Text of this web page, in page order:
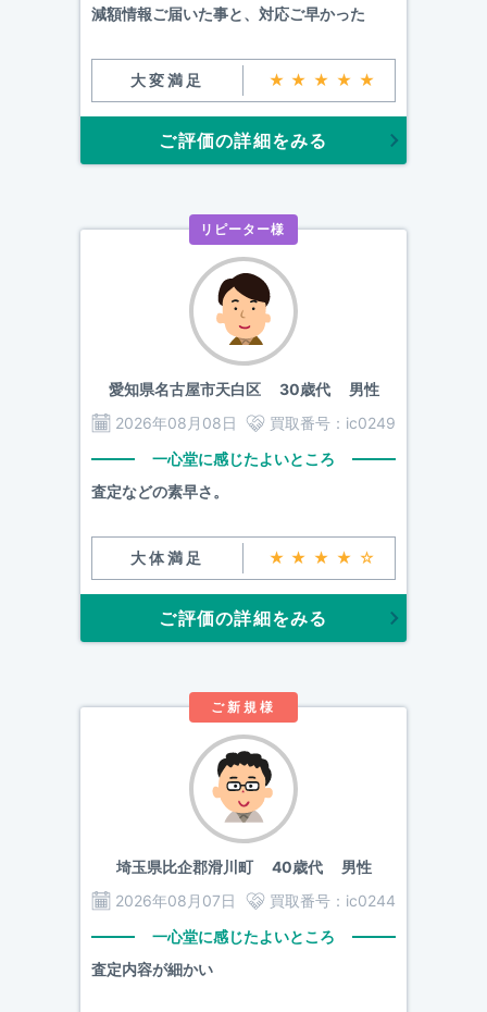
減額情報ご届いた事と、対応ご早かった
大変満足 ★★★★★
ご評価の詳細をみる
リピーター様
愛知県名古屋市天白区30歳代 男性
2026年08月08日
買取番号： ic0249
一心堂に感じたよいところ
査定などの素早さ。
大体満足 ★★★★☆
ご評価の詳細をみる
ご新規様
埼玉県比企郡滑川町40歳代 男性
2026年08月07日
買取番号： ic0244
一心堂に感じたよいところ
査定内容が細かい